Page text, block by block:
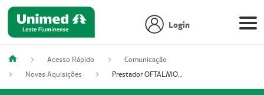
Login
Acesso Rápido
Comunicação
Novas Aquisições
Prestador OFTALMOCLÍNICA SÃO GONÇALO (55004164-2)